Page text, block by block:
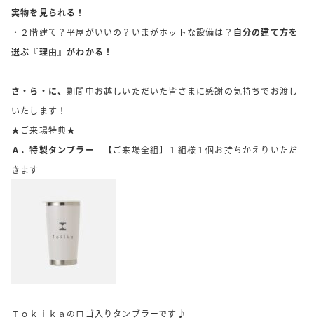
実物を見られる！
・２階建て？平屋がいいの？いまがホットな設備は？ 自分の建て方を
選ぶ『理由』がわかる！
さ・ら・に、期間中お越しいただいた皆さまに感謝の気持ちでお渡し
いたします！
★ご来場特典★
Ａ．特製タンブラー
【ご来場全組】１組様１個お持ちかえりいただ
きます
Ｔｏｋｉｋａのロゴ入りタンブラーです♪